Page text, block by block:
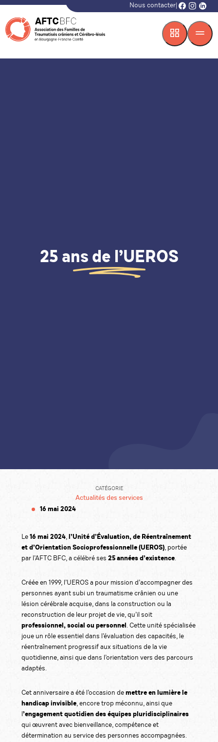
Nous contacter| facebook
25 ans de l’UEROS
CATÉGORIE
Actualités des services
16 mai 2024
Le16 mai 2024,l’Unité d’Évaluation, de Réentraînement
et d’Orientation Socioprofessionnelle (UEROS), portée
par l’AFTC BFC, a célébré ses 25 années d’existence.
Créée en 1999, l’UEROS a pour mission d’accompagner des
personnes ayant subi un traumatisme crânien ou une
lésion cérébrale acquise, dans la construction ou la
reconstruction de leur projet de vie, qu’il soit
professionnel, social ou personnel. Cette unité spécialisée
joue un rôle essentiel dans l’évaluation des capacités, le
réentraînement progressif aux situations de la vie
quotidienne, ainsi que dans l’orientation vers des parcours
adaptés.
Cet anniversaire a été l’occasion demettre en lumière le
handicap invisible, encore trop méconnu, ainsi que
l’engagement quotidien des équipes pluridisciplinaires
qui œuvrent avec bienveillance, compétence et
détermination au service des personnes accompagnées.